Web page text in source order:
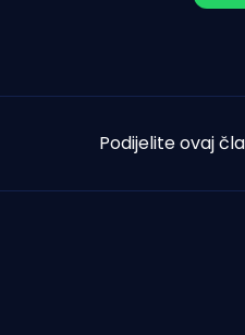
Podijelite ovaj